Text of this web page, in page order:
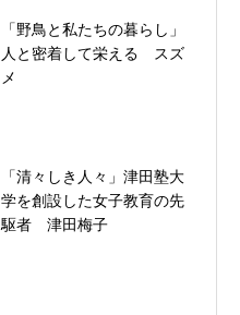
「野鳥と私たちの暮らし」
人と密着して栄える スズ
メ
「清々しき人々」津田塾大
学を創設した女子教育の先
駆者 津田梅子